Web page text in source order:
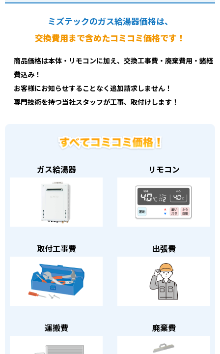
ミズテックのガス給湯器価格は、
交換費用まで含めたコミコミ価格です！
商品価格は本体・リモコンに加え、交換工事費・廃棄費用・諸経
費込み！
お客様にお知らせすることなく追加請求しません！
専門技術を持つ当社スタッフが工事、取付けします！
ガス給湯器 リモコン
取付工事費 出張費
運搬費 廃棄費